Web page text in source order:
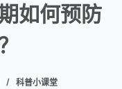
如何预防
科普小课堂